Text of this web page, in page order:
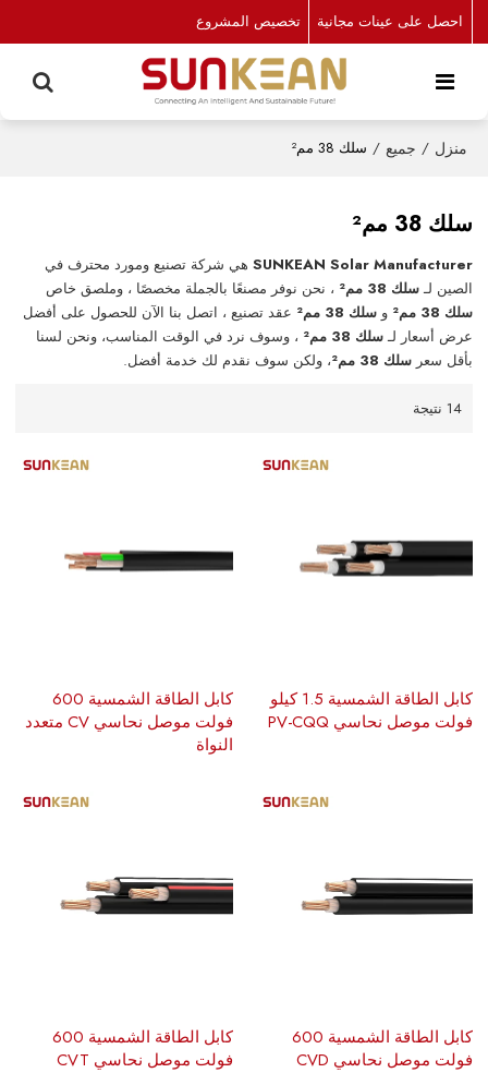
احصل على عينات مجانية تخصيص المشروع
منزل / جميع / سلك 38 مم²
سلك 38 مم²
SUNKEAN Solar Manufacturer هي شركة تصنيع ومورد محترف في
الصين لـسلك 38 مم²
، نحن نوفر مصنعًا بالجملة مخصصًا ، وملصق خاص
سلك 38 مم²
وسلك 38 مم²
عقد تصنيع ، اتصل بنا الآن للحصول على أفضل
عرض أسعار لـسلك 38 مم²
، وسوف نرد في الوقت المناسب، ونحن لسنا
بأقل سعرسلك 38 مم² ، ولكن سوف نقدم لك خدمة أفضل.
14 نتيجة
كابل الطاقة الشمسية 1.5 كيلو
فولت موصل نحاسي PV-CQQ
كابل الطاقة الشمسية 600
فولت موصل نحاسي CV متعدد
النواة
كابل الطاقة الشمسية 600
فولت موصل نحاسي CVD
كابل الطاقة الشمسية 600
فولت موصل نحاسي CVT